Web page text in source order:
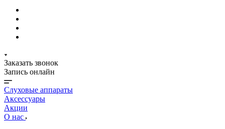
Заказать звонок
Запись онлайн
Слуховые аппараты
Аксессуары
Акции
О нас